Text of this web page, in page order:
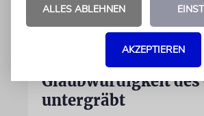
Wie Georg Restle die
Glaubwürdigkeit des
untergräbt
ALLES ABLEHNEN
AKZEPTIEREN